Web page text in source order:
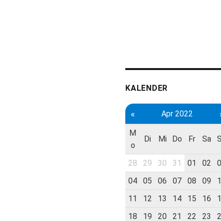
KALENDER
« Apr 2022
M
o
Di Mi Do Fr Sa
28 29 30 31 01 02
04
05 06 07 08 09
11
12 13 14 15 16
18
19 20 21 22 23